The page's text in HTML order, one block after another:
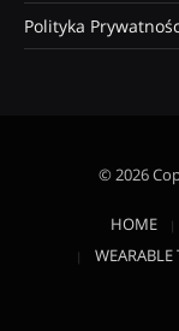
Polityka
© 2026
HOME
WEARABLE